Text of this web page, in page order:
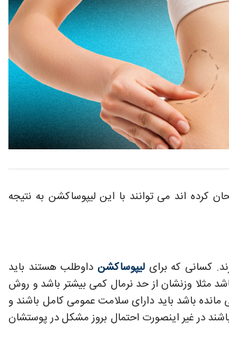
کرده اند می توانند با این لیپوساکشن به نتیجه
کسانی که برای لیپوساکشنداوطلب هستند باید
مثلا وزنشان از حد نرمال کمی بیشتر باشد و روش
باشد باید دارای سلامت عمومی کامل باشند و
در غیر اینصورت احتمال بروز مشکل در پوستشان